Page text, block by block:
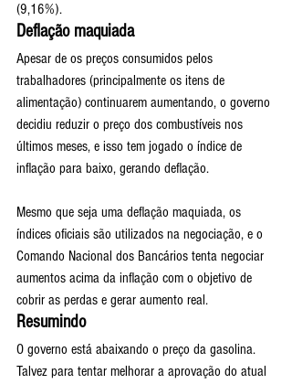
(9,16%).
Deflação maquiada
Apesar de os preços consumidos pelos
trabalhadores (principalmente os itens de
alimentação) continuarem aumentando, o governo
decidiu reduzir o preço dos combustíveis nos
últimos meses, e isso tem jogado o índice de
inflação para baixo, gerando deflação.
Mesmo que seja uma deflação maquiada, os
índices oficiais são utilizados na negociação, e o
Comando Nacional dos Bancários tenta negociar
aumentos acima da inflação com o objetivo de
cobrir as perdas e gerar aumento real.
Resumindo
O governo está abaixando o preço da gasolina.
Talvez para tentar melhorar a aprovação do atual